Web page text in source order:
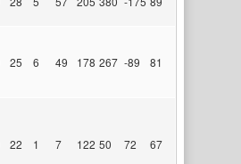
25 6 49 178 267 -89 81
22 1 7 122 50 72 67